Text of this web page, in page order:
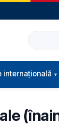
Caută
internațională